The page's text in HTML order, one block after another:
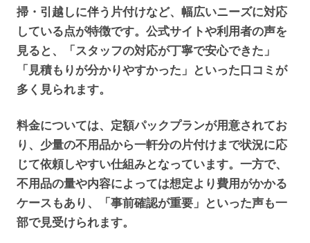
掃・引越しに伴う片付けなど、幅広いニーズに対応
している点が特徴です。公式サイトや利用者の声を
見ると、「スタッフの対応が丁寧で安心できた」
「見積もりが分かりやすかった」といった口コミが
多く見られます。
料金については、定額パックプランが用意されてお
り、少量の不用品から一軒分の片付けまで状況に応
じて依頼しやすい仕組みとなっています。一方で、
不用品の量や内容によっては想定より費用がかかる
ケースもあり、「事前確認が重要」といった声も一
部で見受けられます。